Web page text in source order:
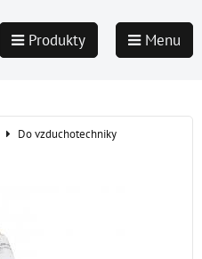
Produkty Menu
Do vzduchotechniky